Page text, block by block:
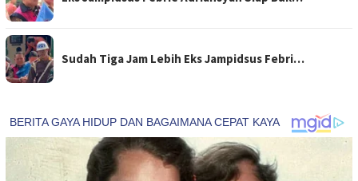
Sudah Tiga Jam Lebih Eks Jampidsus Febri…